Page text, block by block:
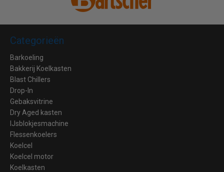
Categorieën
Barkoeling
Bakkerij Koelkasten
Blast Chillers
Drop-In
Gebaksvitrine
Dry Aged kasten
IJsblokjesmachine
Flessenkoelers
Koelcel
Koelcel motor
Koelkasten